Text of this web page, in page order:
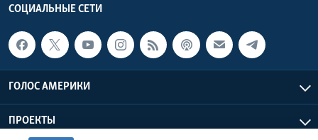
СОЦИАЛЬНЫЕ СЕТИ
ГОЛОС АМЕРИКИ
ПРОЕКТЫ